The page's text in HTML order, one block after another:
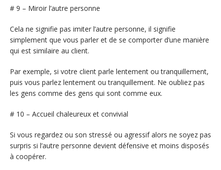
# 9 – Miroir l’autre personne
Cela ne signifie pas imiter l’autre personne, il signifie
simplement que vous parler et de se comporter d’une manière
qui est similaire au client.
Par exemple, si votre client parle lentement ou tranquillement,
puis vous parlez lentement ou tranquillement. Ne oubliez pas
les gens comme des gens qui sont comme eux.
# 10 – Accueil chaleureux et convivial
Si vous regardez ou son stressé ou agressif alors ne soyez pas
surpris si l’autre personne devient défensive et moins disposés
à coopérer.